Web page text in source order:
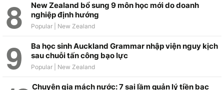
New Zealand bổ sung 9 môn học mới do doanh
nghiệp định hướng
Ba học sinh Auckland Grammar nhập viện nguy kịch
sau chuỗi tấn công bạo lực
Chuyên gia mách nước: 7 sai lầm quản lý tiền bạc